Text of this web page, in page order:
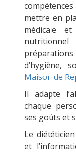
mettre en
médicale
d’hygiène,
Maison de
Il adapte
chaque
ses goûts et
Le
et